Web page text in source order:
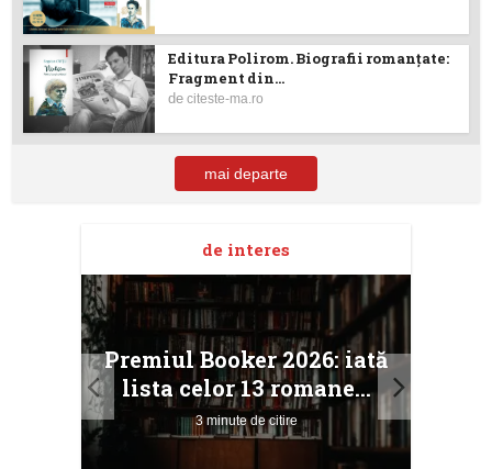
Editura Polirom. Biografii romanțate:
Fragment din...
deciteste-ma.ro
mai departe
de interes
Premiul Booker 2026: iată
lista celor 13 romane...
3 minute de citire